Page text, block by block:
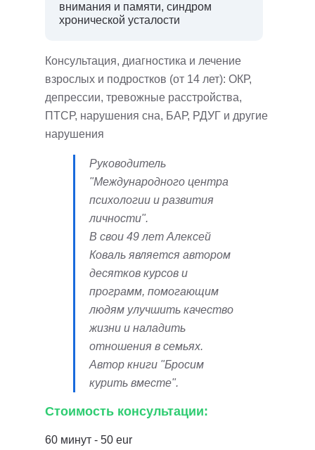
внимания и памяти, синдром
хронической усталости
Консультация, диагностика и лечение
взрослых и подростков (от 14 лет): ОКР,
депрессии, тревожные расстройства,
ПТСР, нарушения сна, БАР, РДУГ и другие
нарушения
Руководитель
"Международного центра
психологии и развития
личности".
В свои 49 лет Алексей
Коваль является автором
десятков курсов и
программ, помогающим
людям улучшить качество
жизни и наладить
отношения в семьях.
Автор книги "Бросим
курить вместе".
Стоимость консультации:
60 минут - 50 eur